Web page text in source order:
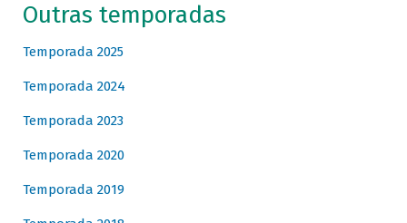
Outras temporadas
Temporada 2025
Temporada 2024
Temporada 2023
Temporada 2020
Temporada 2019